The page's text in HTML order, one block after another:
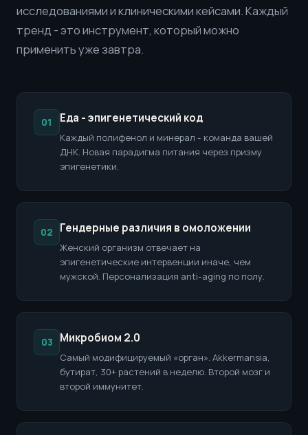
исследованиями и клиническими кейсами. Каждый
тренд - это инструмент, который можно
применить уже завтра.
01 Еда - эпигенетический код
Каждый полифенол и минерал - команда вашей
ДНК. Новая парадигма питания через призму
эпигенетики.
02 Гендерные различия в омоложении
Женский организм отвечает на
эпигенетические интервенции иначе, чем
мужской. Персонализация anti-aging по полу.
03 Микробиом 2.0
Самый модифицируемый «орган». Akkermansia,
бутират, 30+ растений в неделю. Второй мозг и
второй иммунитет.